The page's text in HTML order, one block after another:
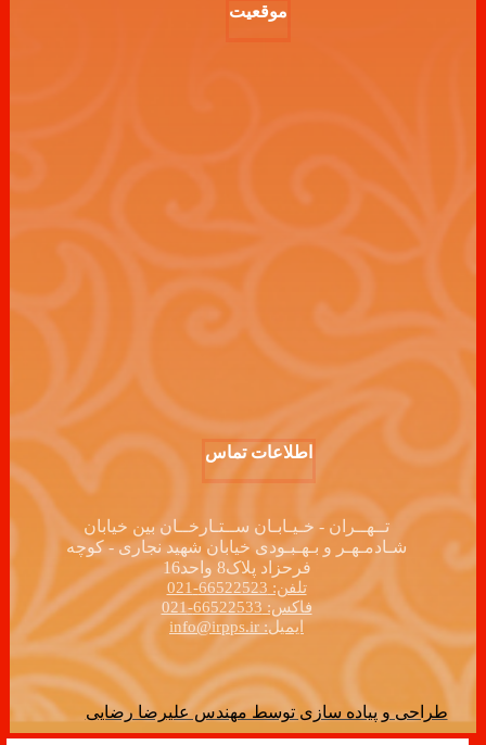
موقعیت
اطلاعات تماس
تــهــران - خـیـابـان ســتـارخــان بین خیابان
شـادمـهـر و بـهـبـودی خیابان شهید نجاری - کوچه
فرحزاد پلاک8 واحد16
تلفن: 66522523-021
فاکس: 66522533-021
ایمیل: info@irpps.ir
طراحی و پیاده سازی توسط مهندس علیرضا رضایی